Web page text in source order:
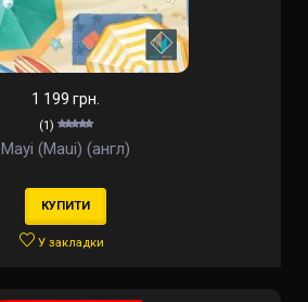
1 199 грн.
(1)
Мауі (Maui) (англ)
КУПИТИ
У закладки